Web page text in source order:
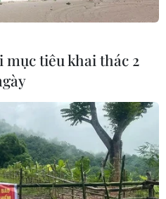
tiêu khai thác 2